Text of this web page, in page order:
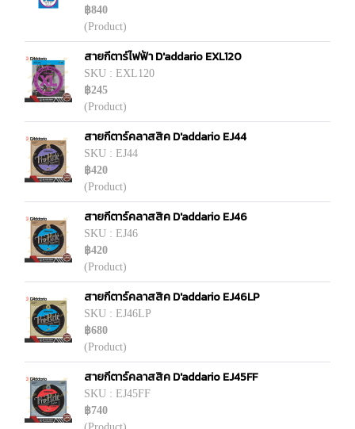
฿840
(Product)
สายกีตาร์ไฟฟ้า D'addario EXL120
SKU : EXL120
฿245
(Product)
สายกีตาร์คลาสสิค D'addario EJ44
SKU : EJ44
฿420
(Product)
สายกีตาร์คลาสสิค D'addario EJ46
SKU : EJ46
฿420
(Product)
สายกีตาร์คลาสสิค D'addario EJ46LP
SKU : EJ46LP
฿680
(Product)
สายกีตาร์คลาสสิค D'addario EJ45FF
SKU : EJ45FF
฿740